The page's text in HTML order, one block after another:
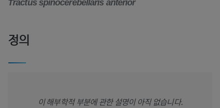
Tractus spinocerebellaris anterior
정의
이 해부학적 부분에 관한 설명이 아직 없습니다.